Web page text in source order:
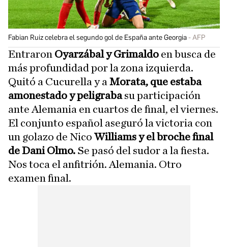
Fabian Ruiz celebra el segundo gol de España ante Georgia AFP
Entraron Oyarzábal y Grimaldo en busca de
más profundidad por la zona izquierda.
Quitó a Cucurella y a Morata, que estaba
amonestado y peligrabasu participación
ante Alemania en cuartos de final, el viernes.
El conjunto español aseguró la victoria con
un golazo de Nico Williams y el broche final
de Dani Olmo. Se pasó del sudor a la fiesta.
Nos toca el anfitrión. Alemania. Otro
examen final.